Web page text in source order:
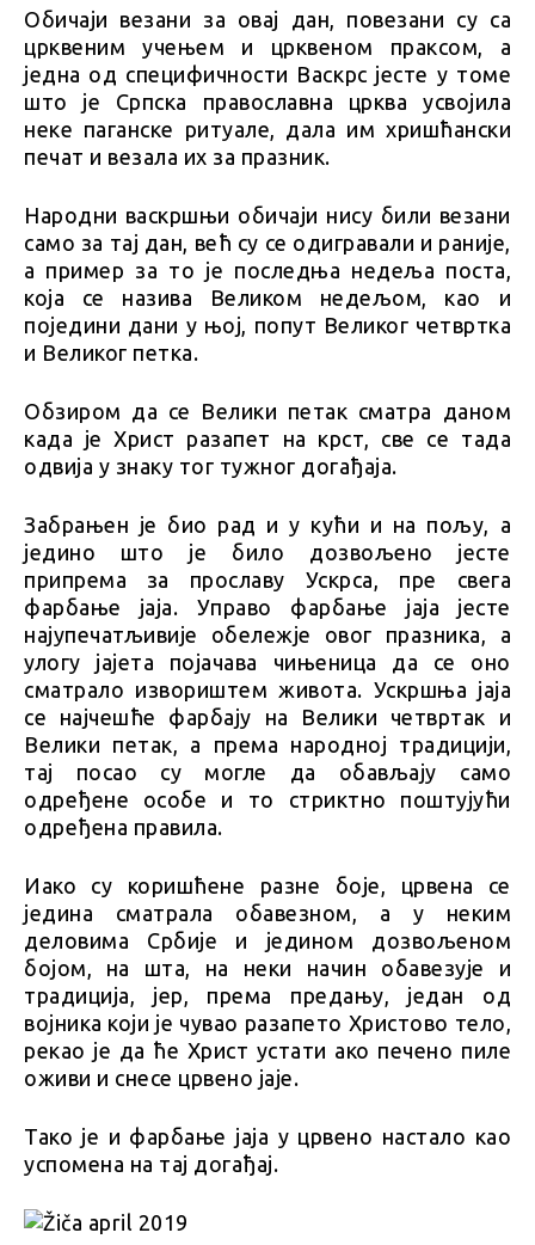
Обичаји везани за овај дан, повезани су са
црквеним учењем и црквеном праксом, а
једна од специфичности Васкрс јесте у томе
што је Српска православна црква усвојила
неке паганске ритуале, дала им хришћански
печат и везала их за празник.
Народни васкршњи обичаји нису били везани
само за тај дан, већ су се одигравали и раније,
а пример за то је последња недеља поста,
која се назива Великом недељом, као и
поједини дани у њој, попут Великог четвртка
и Великог петка.
Обзиром да се Велики петак сматра даном
када је Христ разапет на крст, све се тада
одвија у знаку тог тужног догађаја.
Забрањен је био рад и у кући и на пољу, а
једино што је било дозвољено јесте
припрема за прославу Ускрса, пре свега
фарбање јаја. Управо фарбање јаја јесте
најупечатљивије обележје овог празника, а
улогу јајета појачава чињеница да се оно
сматрало извориштем живота. Ускршња јаја
се најчешће фарбају на Велики четвртак и
Велики петак, а према народној традицији,
тај посао су могле да обављају само
одређене особе и то стриктно поштујући
одређена правила.
Иако су коришћене разне боје, црвена се
једина сматрала обавезном, а у неким
деловима Србије и једином дозвољеном
бојом, на шта, на неки начин обавезује и
традиција, јер, према предању, један од
војника који је чувао разапето Христово тело,
рекао је да ће Христ устати ако печено пиле
оживи и снесе црвено јаје.
Тако је и фарбање јаја у црвено настало као
успомена на тај догађај.